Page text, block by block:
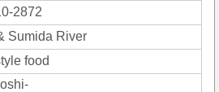
2872
Sumida River
food